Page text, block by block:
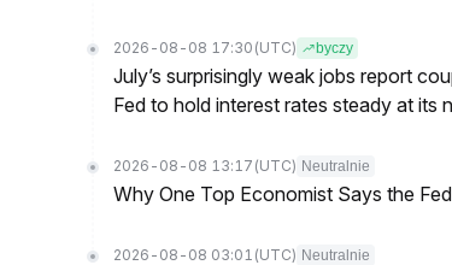
2026-08-08 17:30 (UTC) byczy
July’s surprisingly weak jobs report
Fed to hold interest rates steady at its
2026-08-08 13:17 (UTC) Neutralnie
Why One Top Economist Says the
2026-08-08 03:01 (UTC) Neutralnie